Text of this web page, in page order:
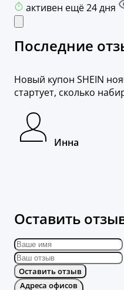
активен ещё 24 дня
Последние
Новый купон SHEIN
стартует, сколько
Инна
Оставить
Оставить отзыв
Адреса офисов